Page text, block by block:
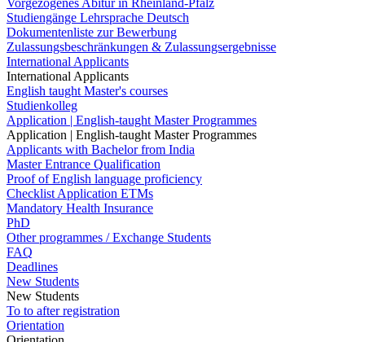
Vorgezogenes Abitur in Rheinland-Pfalz
Studiengänge Lehrsprache Deutsch
Dokumentenliste zur Bewerbung
Zulassungsbeschränkungen & Zulassungsergebnisse
International Applicants
International Applicants
English taught Master's courses
Studienkolleg
Application | English-taught Master Programmes
Application | English-taught Master Programmes
Applicants with Bachelor from India
Master Entrance Qualification
Proof of English language proficiency
Checklist Application ETMs
Mandatory Health Insurance
PhD
Other programmes / Exchange Students
FAQ
Deadlines
New Students
New Students
To to after registration
Orientation